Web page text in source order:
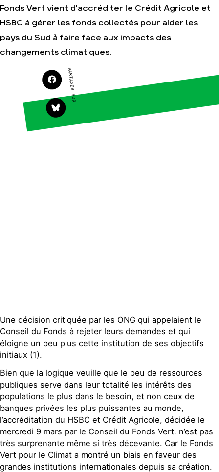
Agir
Faire un don
terrain
Agir au quotidien
Soutenir les
campagnes
Transmettre tout ou
partie de son
patrimoine
Nos thématiques
Forêts
Fonds Vert vient d'accréditer le Crédit Agricole et
HSBC à gérer les fonds collectés pour aider les
pays du Sud à faire face aux impacts des
changements climatiques.
PARTAGER SUR
Une décision critiquée par les ONG qui appelaient le
Conseil du Fonds à rejeter leurs demandes et qui
éloigne un peu plus cette institution de ses objectifs
initiaux (1).
Bien que la logique veuille que le peu de ressources
publiques serve dans leur totalité les intérêts des
populations le plus dans le besoin, et non ceux de
banques privées les plus puissantes au monde,
l’accréditation du HSBC et Crédit Agricole, décidée le
mercredi 9 mars par le Conseil du Fonds Vert, n’est pas
très surprenante même si très décevante. Car le Fonds
Vert pour le Climat a montré un biais en faveur des
grandes institutions internationales depuis sa création.